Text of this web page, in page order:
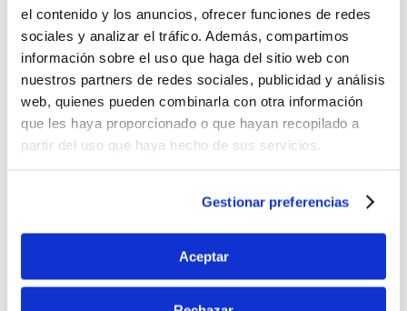
el contenido y los anuncios, ofrecer funciones de redes
sociales y analizar el tráfico. Además, compartimos
información sobre el uso que haga del sitio web con
nuestros partners de redes sociales, publicidad y análisis
web, quienes pueden combinarla con otra información
que les haya proporcionado o que hayan recopilado a
partir del uso que haya hecho de sus servicios.
Gestionar preferencias
Aceptar
FARMACIA CB FERNANDEZ DE PALENCIA Y GALAN
C. MEXICO, 27 - LOCAL 14